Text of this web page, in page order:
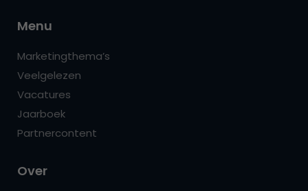
Menu
Marketingthema’s
Veelgelezen
Vacatures
Jaarboek
Partnercontent
Over